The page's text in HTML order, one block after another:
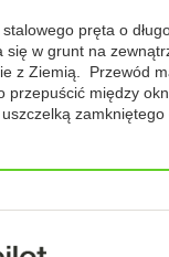
pręta o
w grunt na
z Ziemią. Przewód
przepuścić między
zamkniętego